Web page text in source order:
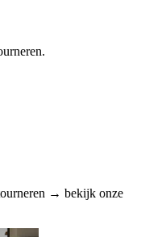
→ bekijk onze